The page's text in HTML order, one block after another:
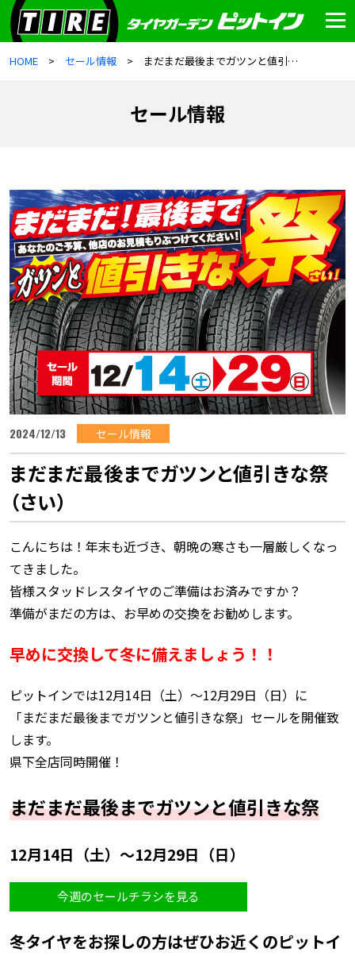
HOME セール情報 まだまだ最後までガツンと値引きな祭（さい）
セール情報
2024/12/13 セール情報
まだまだ最後までガツンと値引きな祭
（さい）
こんにちは！年末も近づき、朝晩の寒さも一層厳しくなっ
てきました。
皆様スタッドレスタイヤのご準備はお済みですか？
準備がまだの方は、お早めの交換をお勧めします。
早めに交換して冬に備えましょう！！
ピットインでは12月14日（土）～12月29日（日）に
「まだまだ最後までガツンと値引きな祭」セールを開催致
します。
県下全店同時開催！
まだまだ最後までガツンと値引きな祭
12月14日（土）～12月29日（日）
今週のセールチラシを見る
冬タイヤをお探しの方はぜひお近くのピットイ